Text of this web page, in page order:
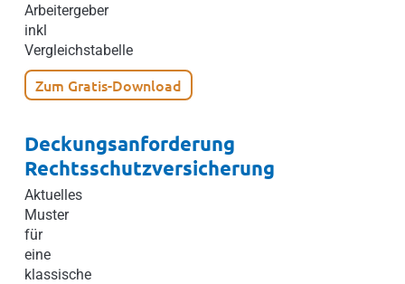
Arbeitergeber
inkl
Vergleichstabelle
Zum Gratis-Download
Deckungsanforderung
Rechtsschutzversicherung
Aktuelles
Muster
für
eine
klassische